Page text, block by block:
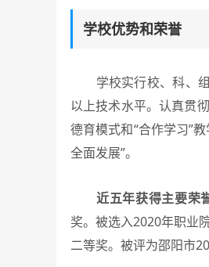
学校优势和荣誉
学校实行校、科、组
以上技术水平。认真贯
德育模式和“合作学习”
全面发展”。
近五年获得主要荣誉
奖。被选入2020年职业
二等奖。被评为邵阳市